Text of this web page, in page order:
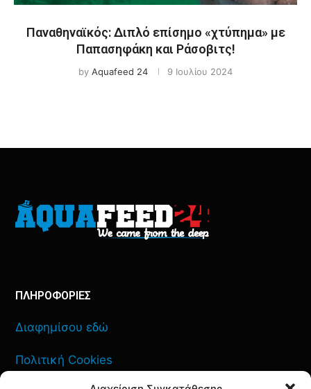
Παναθηναϊκός: Διπλό επίσημο «χτύπημα» με
Παπασηφάκη και Ράσοβιτς!
by Aquafeed 24 9 Ιουλίου 2024
ΠΛΗΡΟΦΟΡΙΕΣ
Διαφημίσου εδώ
Πολιτική Cookies